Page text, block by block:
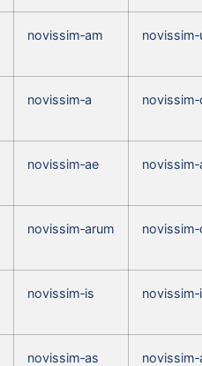
novissim‑am
novissim‑a
novissim‑ae
novissim‑arum
novissim‑is
novissim‑as